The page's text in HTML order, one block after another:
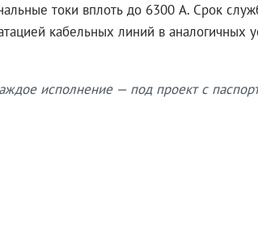
токи вплоть до 6300 А. Срок
кабельных линий в аналогичных
исполнение — под проект с